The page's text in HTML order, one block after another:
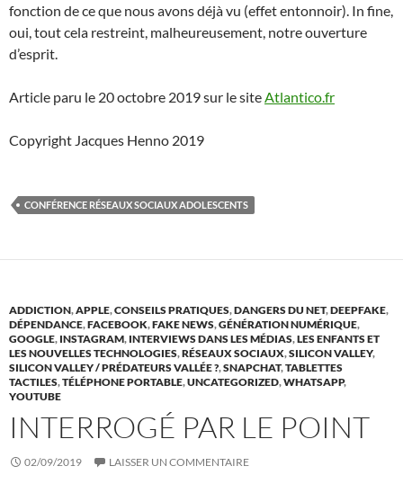
fonction de ce que nous avons déjà vu (effet entonnoir). In fine,
oui, tout cela restreint, malheureusement, notre ouverture
d’esprit.
Article paru le 20 octobre 2019 sur le site Atlantico.fr
Copyright Jacques Henno 2019
CONFÉRENCE RÉSEAUX SOCIAUX ADOLESCENTS
ADDICTION,APPLE,CONSEILS PRATIQUES,DANGERS DU NET,DEEPFAKE,
DÉPENDANCE,FACEBOOK,FAKE NEWS,GÉNÉRATION NUMÉRIQUE,
GOOGLE, INSTAGRAM, INTERVIEWS DANS LES MÉDIAS,LES ENFANTS ET
LES NOUVELLES TECHNOLOGIES,RÉSEAUX SOCIAUX,SILICON VALLEY,
SILICON VALLEY / PRÉDATEURS VALLÉE ?,SNAPCHAT,TABLETTES
TACTILES,TÉLÉPHONE PORTABLE,UNCATEGORIZED,WHATSAPP,
YOUTUBE
INTERROGÉ PAR LE POINT
02/09/2019 LAISSER UN COMMENTAIRE